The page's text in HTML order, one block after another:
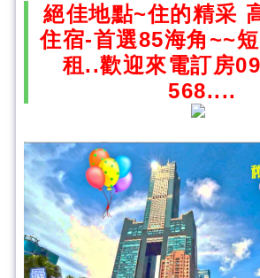
絕佳地點~住的精采
住宿-首選85海角~~
租..歡迎來電訂房
568....